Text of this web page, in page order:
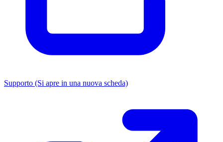
Supporto (Si apre in una nuova scheda)